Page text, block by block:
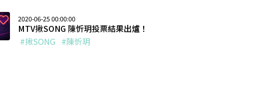
2020-06-25 00:00:00
MTV揪SONG 陳忻玥投票結果出爐！
#揪SONG #陳忻玥